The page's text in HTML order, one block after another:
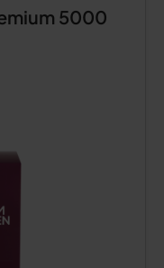
5000